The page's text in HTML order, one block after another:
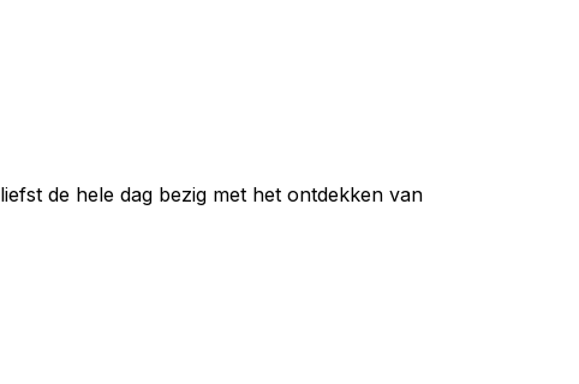
de hele dag bezig met het ontdekken van